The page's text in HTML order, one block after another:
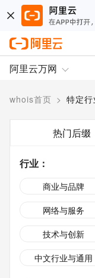
阿里云万网
whois首页 > 特定
热门后缀
行业 ：
商业与品牌
网络与服务
技术与创新
中文行业与通用